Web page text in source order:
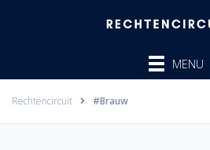
MENU
Rechtencircuit #Brauw